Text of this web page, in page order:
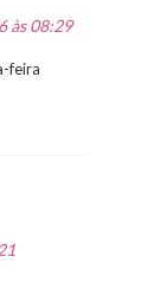
às 08:29
feira